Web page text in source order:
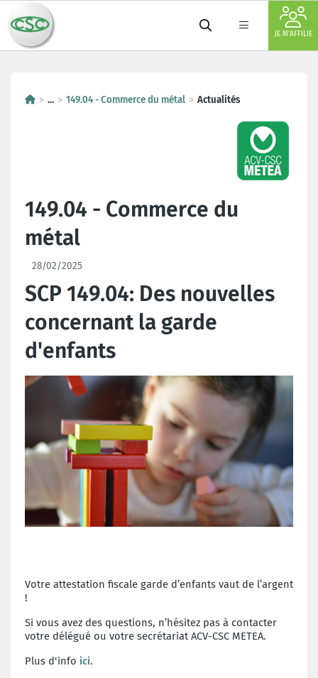
JE M'AFFILIE
... 149.04 - Commerce du métal Actualités
149.04 - Commerce du
métal
28/02/2025
SCP 149.04: Des nouvelles
concernant la garde
d'enfants
Votre attestation fiscale garde d’enfants vaut de l’argent
!
Si vous avez des questions, n’hésitez pas à contacter
votre délégué ou votre secrétariat ACV-CSC METEA.
Plus d'info ici.